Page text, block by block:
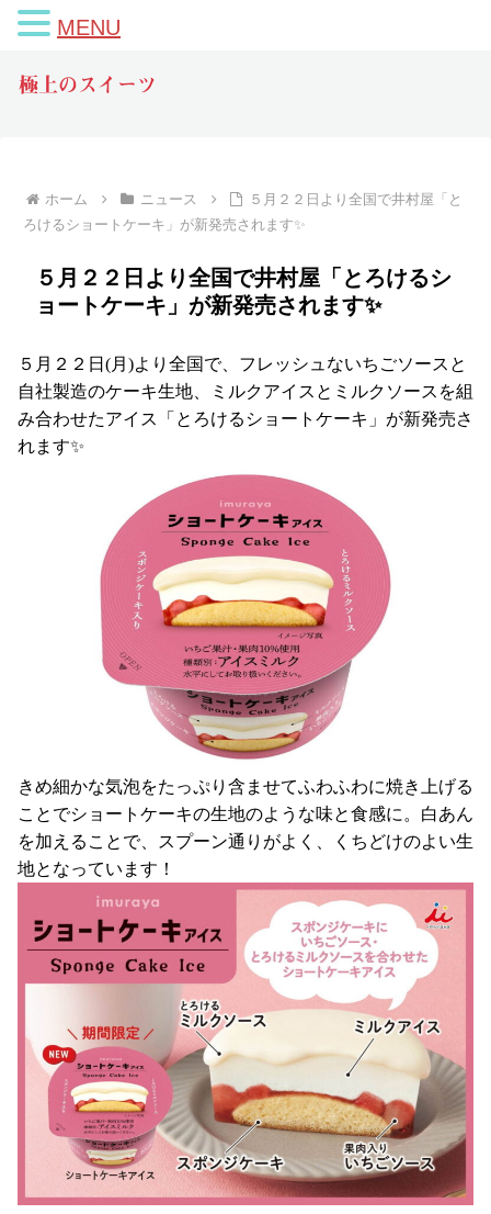
極上のスイーツ
ホーム ニュース
５月２２日より全国で井村屋「と
ろけるショートケーキ」が新発売されます✨
５月２２日より全国で井村屋「とろけるシ
ョートケーキ」が新発売されます✨
５月２２日(月)より全国で、フレッシュないちごソースと
自社製造のケーキ生地、ミルクアイスとミルクソースを組
み合わせたアイス「とろけるショートケーキ」が新発売さ
れます✨
きめ細かな気泡をたっぷり含ませてふわふわに焼き上げる
ことでショートケーキの生地のような味と食感に。白あん
を加えることで、スプーン通りがよく、くちどけのよい生
地となっています！
MENU